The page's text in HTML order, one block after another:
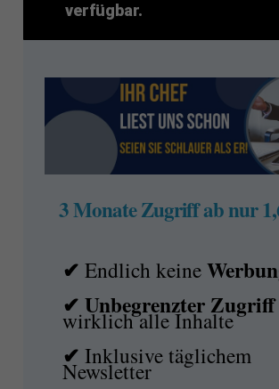
verfügbar.
3 Monate Zugriff ab nur
✔Endlich keine
✔ Unbegrenzter Zugriff
wirklich alle Inhalte
✔Inklusive täglichem
Newsletter